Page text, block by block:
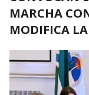
MARCHA
MODIFICA LA